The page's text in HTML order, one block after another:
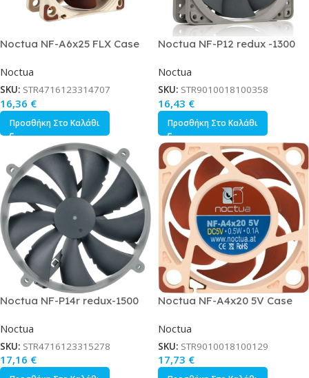
Noctua NF-A6x25 FLX Case
4-Pin Molex Καφέ
Noctua
SKU: STR4716123314707
16,36 €
Προσθήκη Στο Καλάθι
Noctua NF-P12 redux -1300
4-Pin PWM Γκρι
Noctua
SKU: STR9010018100358
16,43 €
Προσθήκη Στο Καλάθι
Noctua NF-P14r redux-1500
4-Pin PWM Γκρι
Noctua
SKU: STR4716123315278
17,16 €
Noctua NF-A4x20 5V Case
Καφέ
Noctua
SKU: STR9010018100129
17,73 €